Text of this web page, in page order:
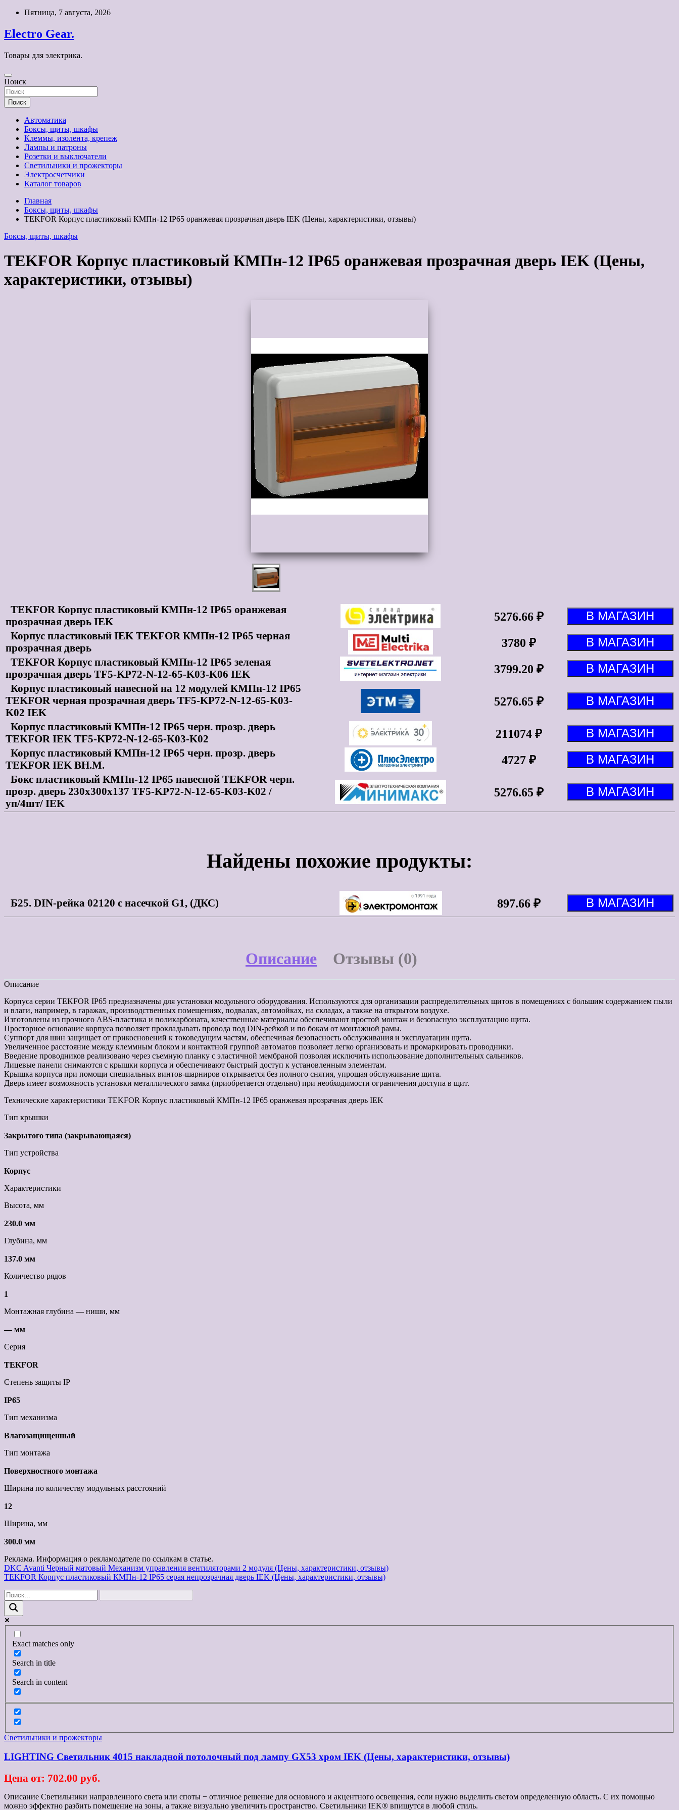
Перейти
содержимому
Пятница, 7 августа, 2026
Electro Gear.
Товары для электрика.
Поиск
Поиск
Автоматика
Боксы, щиты, шкафы
Клеммы, изолента, крепеж
Лампы и патроны
Розетки и выключатели
Светильники и прожекторы
Электросчетчики
Каталог товаров
Главная
Боксы, щиты, шкафы
TEKFOR Корпус пластиковый КМПн-12 IP65 оранжевая прозрачная дверь IEK (Цены, характеристики, отзывы)
Боксы, щиты, шкафы
TEKFOR Корпус пластиковый КМПн-12 IP65 оранжевая прозрачная дверь IEK (Цены,
характеристики, отзывы)
TEKFOR Корпус пластиковый КМПн-12 IP65 оранжевая
прозрачная дверь IEK
5276.66 ₽
Корпус пластиковый IEK TEKFOR КМПн-12 IP65 черная
прозрачная дверь
3780 ₽
TEKFOR Корпус пластиковый КМПн-12 IP65 зеленая
прозрачная дверь TF5-KP72-N-12-65-K03-K06 IEK
3799.20 ₽
Корпус пластиковый навесной на 12 модулей КМПн-12 IP65
TEKFOR черная прозрачная дверь TF5-KP72-N-12-65-K03-
K02 IEK
5276.65 ₽
Корпус пластиковый КМПн-12 IP65 черн. прозр. дверь
TEKFOR IEK TF5-KP72-N-12-65-K03-K02
211074 ₽
Корпус пластиковый КМПн-12 IP65 черн. прозр. дверь
TEKFOR IEK ВН.М.
4727 ₽
Бокс пластиковый КМПн-12 IP65 навесной TEKFOR черн.
прозр. дверь 230х300х137 TF5-KP72-N-12-65-K03-K02 /
уп/4шт/ IEK
5276.65 ₽
Найдены похожие продукты:
Б25. DIN-рейка 02120 с насечкой G1, (ДКС) 897.66 ₽
Описание Отзывы (0)
Описание
Корпуса серии TEKFOR IP65 предназначены для установки модульного оборудования. Используются для организации распределительных щитов в помещениях с большим содержанием пыли
и влаги, например, в гаражах, производственных помещениях, подвалах, автомойках, на складах, а также на открытом воздухе.
Изготовлены из прочного ABS-пластика и поликарбоната, качественные материалы обеспечивают простой монтаж и безопасную эксплуатацию щита.
Просторное основание корпуса позволяет прокладывать провода под DIN-рейкой и по бокам от монтажной рамы.
Суппорт для шин защищает от прикосновений к токоведущим частям, обеспечивая безопасность обслуживания и эксплуатации щита.
Увеличенное расстояние между клеммным блоком и контактной группой автоматов позволяет легко организовать и промаркировать проводники.
Введение проводников реализовано через съемную планку с эластичной мембраной позволяя исключить использование дополнительных сальников.
Лицевые панели снимаются с крышки корпуса и обеспечивают быстрый доступ к установленным элементам.
Крышка корпуса при помощи специальных винтов-шарниров открывается без полного снятия, упрощая обслуживание щита.
Дверь имеет возможность установки металлического замка (приобретается отдельно) при необходимости ограничения доступа в щит.
Технические характеристики TEKFOR Корпус пластиковый КМПн-12 IP65 оранжевая прозрачная дверь IEK
Тип крышки
Закрытого типа (закрывающаяся)
Тип устройства
Корпус
Характеристики
Высота, мм
230.0 мм
Глубина, мм
137.0 мм
Количество рядов
1
Монтажная глубина — ниши, мм
— мм
Серия
TEKFOR
Степень защиты IP
IP65
Тип механизма
Влагозащищенный
Тип монтажа
Поверхностного монтажа
Ширина по количеству модульных расстояний
12
Ширина, мм
300.0 мм
Реклама. Информация о рекламодателе по ссылкам в статье.
Навигация
по
записям
DKC Avanti Черный матовый Механизм управления вентиляторами 2 модуля (Цены, характеристики, отзывы)
TEKFOR Корпус пластиковый КМПн-12 IP65 серая непрозрачная дверь IEK (Цены, характеристики, отзывы)
Exact matches only
Search in title
Search in content
Светильники и прожекторы
LIGHTING Светильник 4015 накладной потолочный под лампу GX53 хром IEK (Цены, характеристики, отзывы)
Цена от: 702.00 руб.
Описание Светильники направленного света или споты − отличное решение для основного и акцентного освещения, если нужно выделить светом определенную область. С их помощью
можно эффектно разбить помещение на зоны, а также визуально увеличить пространство. Светильники IEK® впишутся в любой стиль.